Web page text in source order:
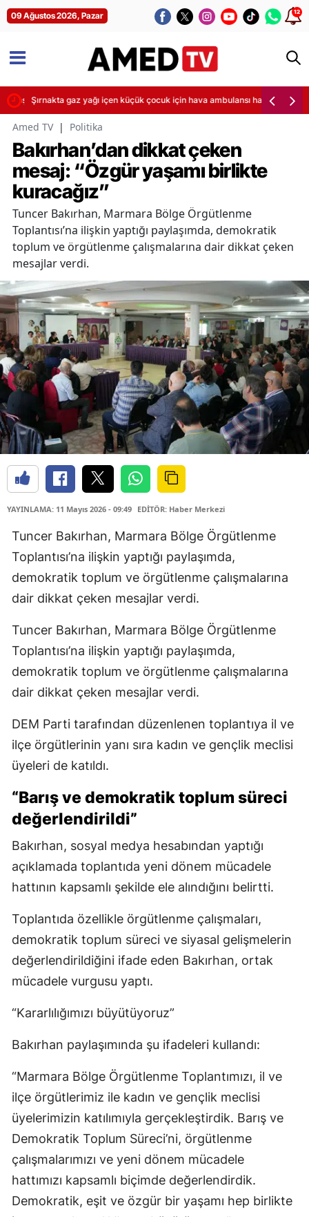
09 Ağustos 2026, Pazar 12
başladıŞırnakta gaz yağı içen küçük çocuk için hava ambulansı havalandı
Amed TV | Politika
Bakırhan’dan dikkat çeken
mesaj: “Özgür yaşamı birlikte
kuracağız”
Tuncer Bakırhan, Marmara Bölge Örgütlenme
Toplantısı’na ilişkin yaptığı paylaşımda, demokratik
toplum ve örgütlenme çalışmalarına dair dikkat çeken
mesajlar verdi.
YAYINLAMA: 11 Mayıs 2026 - 09:49 EDİTÖR: Haber Merkezi
Tuncer Bakırhan, Marmara Bölge Örgütlenme
Toplantısı’na ilişkin yaptığı paylaşımda,
demokratik toplum ve örgütlenme çalışmalarına
dair dikkat çeken mesajlar verdi.
Tuncer Bakırhan, Marmara Bölge Örgütlenme
Toplantısı’na ilişkin yaptığı paylaşımda,
demokratik toplum ve örgütlenme çalışmalarına
dair dikkat çeken mesajlar verdi.
DEM Parti tarafından düzenlenen toplantıya il ve
ilçe örgütlerinin yanı sıra kadın ve gençlik meclisi
üyeleri de katıldı.
“Barış ve demokratik toplum süreci
değerlendirildi”
Bakırhan, sosyal medya hesabından yaptığı
açıklamada toplantıda yeni dönem mücadele
hattının kapsamlı şekilde ele alındığını belirtti.
Toplantıda özellikle örgütlenme çalışmaları,
demokratik toplum süreci ve siyasal gelişmelerin
değerlendirildiğini ifade eden Bakırhan, ortak
mücadele vurgusu yaptı.
“Kararlılığımızı büyütüyoruz”
Bakırhan paylaşımında şu ifadeleri kullandı:
“Marmara Bölge Örgütlenme Toplantımızı, il ve
ilçe örgütlerimiz ile kadın ve gençlik meclisi
üyelerimizin katılımıyla gerçekleştirdik. Barış ve
Demokratik Toplum Süreci’ni, örgütlenme
çalışmalarımızı ve yeni dönem mücadele
hattımızı kapsamlı biçimde değerlendirdik.
Demokratik, eşit ve özgür bir yaşamı hep birlikte